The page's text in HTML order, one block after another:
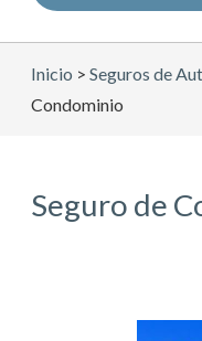
Inicio > Seguros de
Condominio
Seguro de